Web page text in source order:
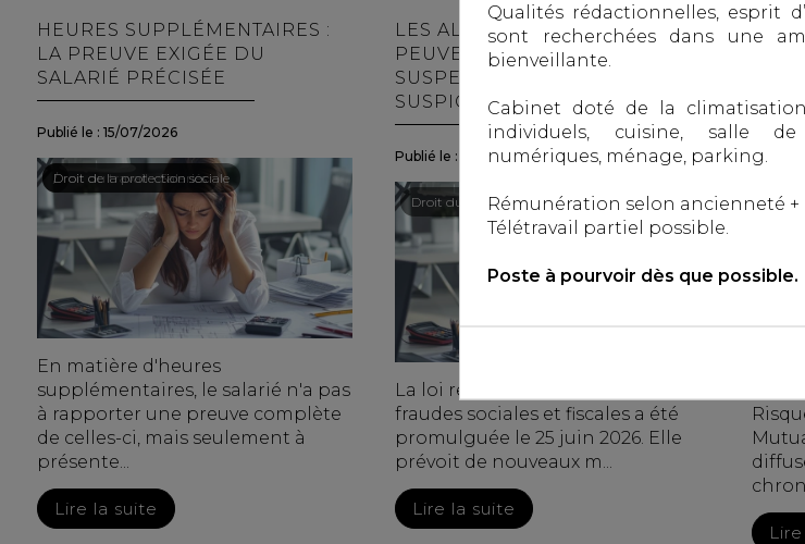
HEURES SUPPLÉMENTAIRES :
LA PREUVE EXIGÉE DU
SALARIÉ PRÉCISÉE
Publié le :15/07/2026
Droit du travail - Salariés
/Droit de la protection sociale
En matière d'heures
supplémentaires, le salarié n'a pas
à rapporter une preuve complète
de celles-ci, mais seulement à
présente...
Lire la suite
LES ALLOCATIONS CHÔMAGE
PEUVENT DÉSORMAIS ÊTRE
SUSPENDUES EN CAS DE
SUSPICION DE FRAUDE
Publié le : 15/07/2026
Droit du travail - Salariés
La loi relative à la lutte contre les
fraudes sociales et fiscales a été
promulguée le 25 juin 2026. Elle
prévoit de nouveaux m...
Lire la suite
Publié
Droit
/Droit
Cet
Qualités rédactionnelles, esprit
sont recherchées dans une
bienveillante.
Cabinet doté de la
individuels, cuisine, salle
numériques, ménage, parking.
Rémunération selon ancienneté +
Télétravail partiel possible.
Poste à pourvoir dès que possible.